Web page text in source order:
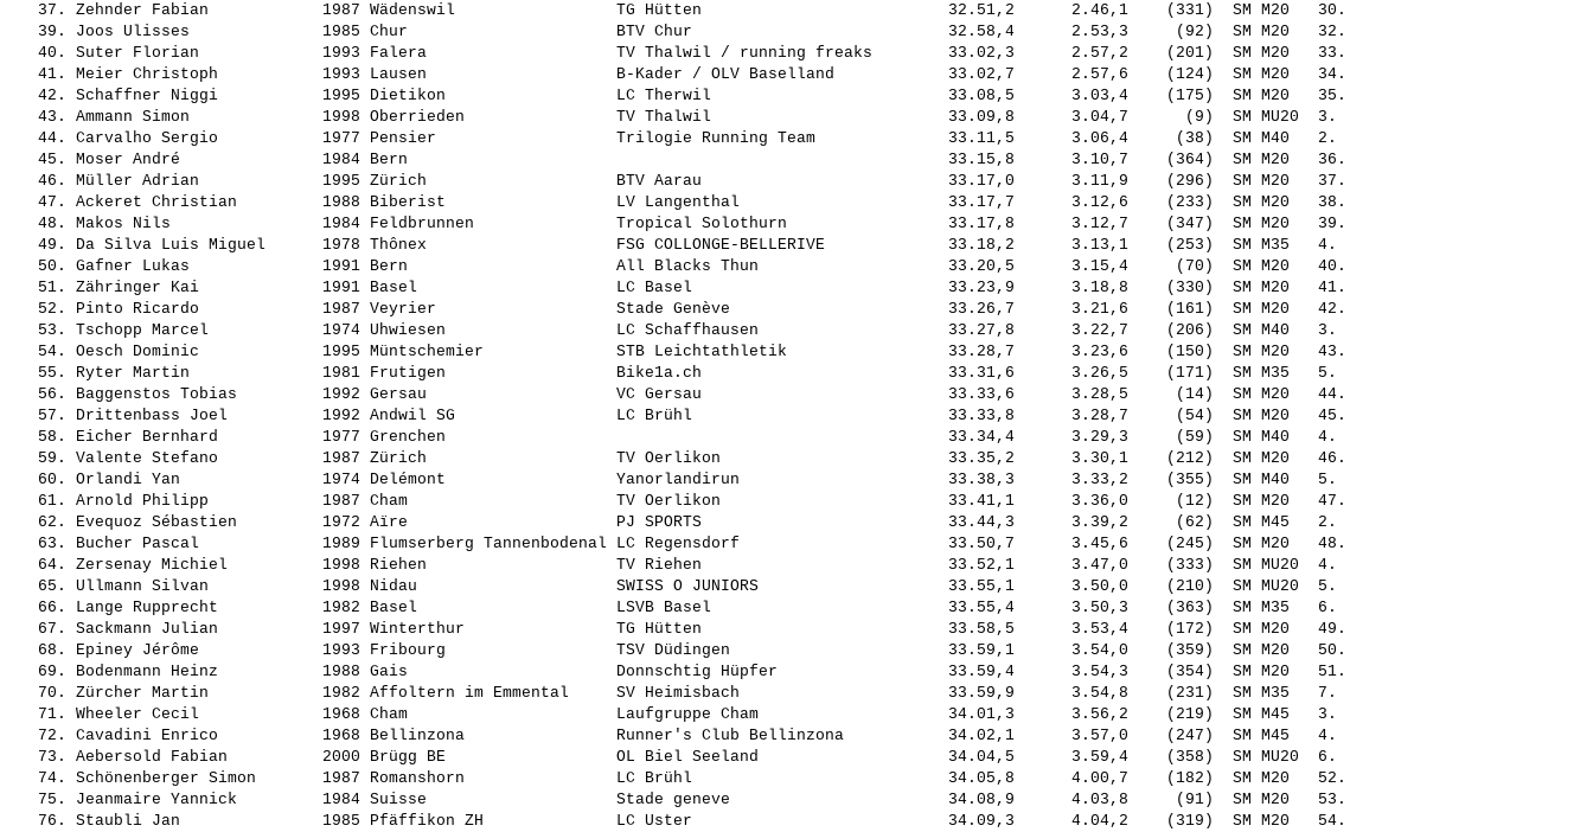
   37.
Zehnder Fabian
1987 Wädenswil                 TG Hütten                          32.51,2      2.46,1    (331)  SM M20   30.
   39.
Joos Ulisses
1985 Chur                      BTV Chur                           32.58,4      2.53,3     (92)  SM M20   32.
   40.
Suter Florian
1993 Falera                    TV Thalwil / running freaks        33.02,3      2.57,2    (201)  SM M20   33.
   41.
Meier Christoph
1993 Lausen                    B-Kader / OLV Baselland            33.02,7      2.57,6    (124)  SM M20   34.
   42.
Schaffner Niggi
1995 Dietikon                  LC Therwil                         33.08,5      3.03,4    (175)  SM M20   35.
   43.
Ammann Simon
1998 Oberrieden                TV Thalwil                         33.09,8      3.04,7      (9)  SM MU20  3.
   44.
Carvalho Sergio
1977 Pensier                   Trilogie Running Team              33.11,5      3.06,4     (38)  SM M40   2.
   45.
Moser André
1984 Bern                                                         33.15,8      3.10,7    (364)  SM M20   36.
   46.
Müller Adrian
1995 Zürich                    BTV Aarau                          33.17,0      3.11,9    (296)  SM M20   37.
   47.
Ackeret Christian
1988 Biberist                  LV Langenthal                      33.17,7      3.12,6    (233)  SM M20   38.
   48.
Makos Nils
1984 Feldbrunnen               Tropical Solothurn                 33.17,8      3.12,7    (347)  SM M20   39.
   49.
Da Silva Luis Miguel
1978 Thônex                    FSG COLLONGE-BELLERIVE             33.18,2      3.13,1    (253)  SM M35   4.
   50.
Gafner Lukas
1991 Bern                      All Blacks Thun                    33.20,5      3.15,4     (70)  SM M20   40.
   51.
Zähringer Kai
1991 Basel                     LC Basel                           33.23,9      3.18,8    (330)  SM M20   41.
   52.
Pinto Ricardo
1987 Veyrier                   Stade Genève                       33.26,7      3.21,6    (161)  SM M20   42.
   53.
Tschopp Marcel
1974 Uhwiesen                  LC Schaffhausen                    33.27,8      3.22,7    (206)  SM M40   3.
   54.
Oesch Dominic
1995 Müntschemier              STB Leichtathletik                 33.28,7      3.23,6    (150)  SM M20   43.
   55.
Ryter Martin
1981 Frutigen                  Bike1a.ch                          33.31,6      3.26,5    (171)  SM M35   5.
   56.
Baggenstos Tobias
1992 Gersau                    VC Gersau                          33.33,6      3.28,5     (14)  SM M20   44.
   57.
Drittenbass Joel
1992 Andwil SG                 LC Brühl                           33.33,8      3.28,7     (54)  SM M20   45.
   58.
Eicher Bernhard
1977 Grenchen                                                     33.34,4      3.29,3     (59)  SM M40   4.
   59.
Valente Stefano
1987 Zürich                    TV Oerlikon                        33.35,2      3.30,1    (212)  SM M20   46.
   60.
Orlandi Yan
1974 Delémont                  Yanorlandirun                      33.38,3      3.33,2    (355)  SM M40   5.
   61.
Arnold Philipp
1987 Cham                      TV Oerlikon                        33.41,1      3.36,0     (12)  SM M20   47.
   62.
Evequoz Sébastien
1972 Aïre                      PJ SPORTS                          33.44,3      3.39,2     (62)  SM M45   2.
   63.
Bucher Pascal
1989 Flumserberg Tannenbodenal LC Regensdorf                      33.50,7      3.45,6    (245)  SM M20   48.
   64.
Zersenay Michiel
1998 Riehen                    TV Riehen                          33.52,1      3.47,0    (333)  SM MU20  4.
   65.
Ullmann Silvan
1998 Nidau                     SWISS O JUNIORS                    33.55,1      3.50,0    (210)  SM MU20  5.
   66.
Lange Rupprecht
1982 Basel                     LSVB Basel                         33.55,4      3.50,3    (363)  SM M35   6.
   67.
Sackmann Julian
1997 Winterthur                TG Hütten                          33.58,5      3.53,4    (172)  SM M20   49.
   68.
Epiney Jérôme
1993 Fribourg                  TSV Düdingen                       33.59,1      3.54,0    (359)  SM M20   50.
   69.
Bodenmann Heinz
1988 Gais                      Donnschtig Hüpfer                  33.59,4      3.54,3    (354)  SM M20   51.
   70.
Zürcher Martin
1982 Affoltern im Emmental     SV Heimisbach                      33.59,9      3.54,8    (231)  SM M35   7.
   71.
Wheeler Cecil
1968 Cham                      Laufgruppe Cham                    34.01,3      3.56,2    (219)  SM M45   3.
   72.
Cavadini Enrico
1968 Bellinzona                Runner's Club Bellinzona           34.02,1      3.57,0    (247)  SM M45   4.
   73.
Aebersold Fabian
2000 Brügg BE                  OL Biel Seeland                    34.04,5      3.59,4    (358)  SM MU20  6.
   74.
Schönenberger Simon
1987 Romanshorn                LC Brühl                           34.05,8      4.00,7    (182)  SM M20   52.
   75.
Jeanmaire Yannick
1984 Suisse                    Stade geneve                       34.08,9      4.03,8     (91)  SM M20   53.
   76.
Staubli Jan
1985 Pfäffikon ZH              LC Uster                           34.09,3      4.04,2    (319)  SM M20   54.